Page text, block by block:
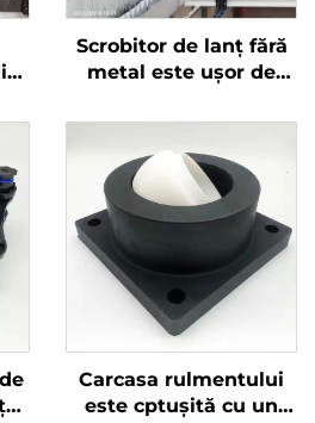
Scrobitor de lanț fără
metal este ușor de
utilă lungă
Carcasa rulmentului
este cptușită cu un